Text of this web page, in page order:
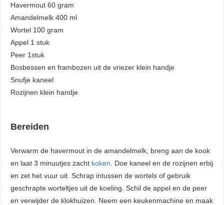
Havermout 60 gram
Amandelmelk 400 ml
Wortel 100 gram
Appel 1 stuk
Peer 1stuk
Bosbessen en frambozen uit de vriezer klein handje
Snufje kaneel
Rozijnen klein handje
Bereiden
Verwarm de havermout in de amandelmelk, breng aan de kook
en laat 3 minuutjes zacht koken . Doe kaneel en de rozijnen erbij
en zet het vuur uit. Schrap intussen de wortels of gebruik
geschrapte worteltjes uit de koeling. Schil de appel en de peer
en verwijder de klokhuizen. Neem een keukenmachine en maak